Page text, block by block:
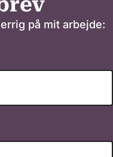
på mit arbejde: